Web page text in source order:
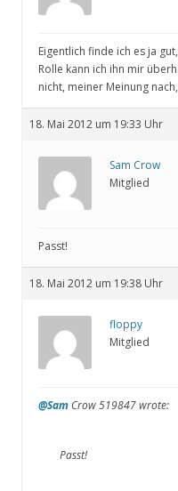
Eigentlich finde ich es ja
Rolle kann ich ihn mir
nicht, meiner Meinung
18. Mai 2012 um 19:33 Uhr
Sam Crow
Mitglied
Passt!
18. Mai 2012 um 19:38 Uhr
floppy
Mitglied
@Sam Crow 519847 wrote:
Passt!